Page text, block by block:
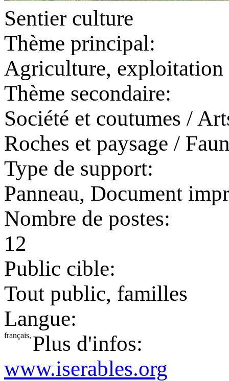
Sentier culture
Thème principal:
Agriculture, exploitation
Thème secondaire:
Société et coutumes /
Roches et paysage /
Type de support:
Panneau, Document
Nombre de postes:
12
Public cible:
Tout public, familles
Langue:
français, Plus d'infos:
www.iserables.org